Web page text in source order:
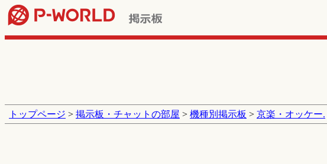
トップページ > 掲示板・チャットの部屋 > 機種別掲示板 > 京楽・オッケー.